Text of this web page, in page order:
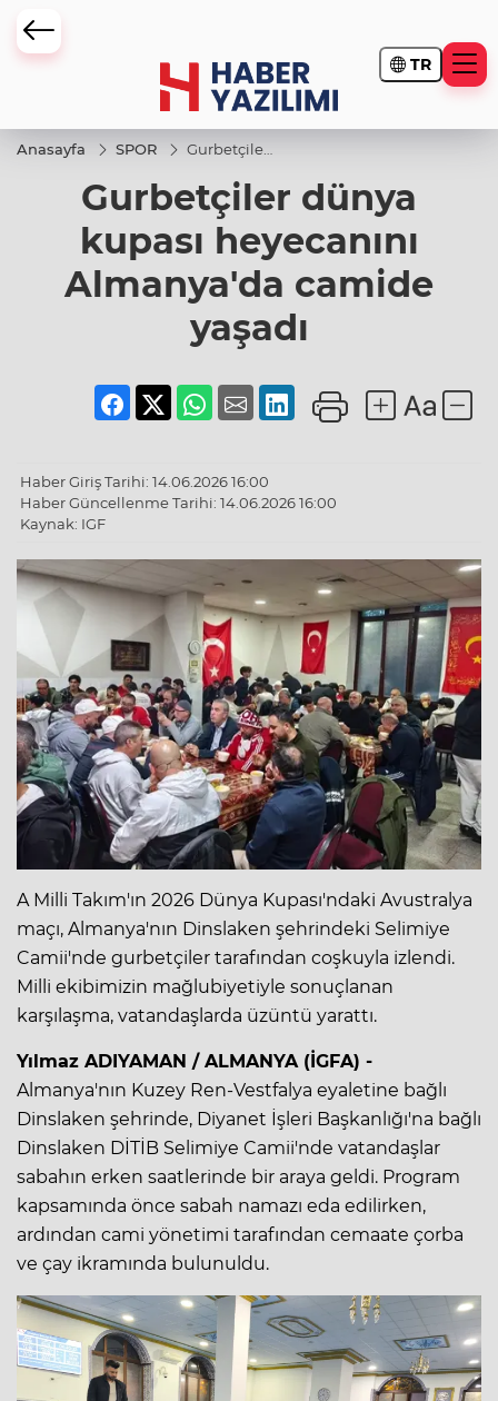
TR
Anasayfa SPOR
Gurbetçiler
kupası
heyecanını
Almanya'da
camide
yaşadı
Gurbetçiler dünya
kupası heyecanını
Almanya'da camide
yaşadı
Haber Giriş Tarihi: 14.06.2026 16:00
Haber Güncellenme Tarihi: 14.06.2026 16:00
Kaynak: IGF
A Milli Takım'ın 2026 Dünya Kupası'ndaki Avustralya
maçı, Almanya'nın Dinslaken şehrindeki Selimiye
Camii'nde gurbetçiler tarafından coşkuyla izlendi.
Milli ekibimizin mağlubiyetiyle sonuçlanan
karşılaşma, vatandaşlarda üzüntü yarattı.
Yılmaz ADIYAMAN / ALMANYA (İGFA) -
Almanya'nın Kuzey Ren-Vestfalya eyaletine bağlı
Dinslaken şehrinde, Diyanet İşleri Başkanlığı'na bağlı
Dinslaken DİTİB Selimiye Camii'nde vatandaşlar
sabahın erken saatlerinde bir araya geldi. Program
kapsamında önce sabah namazı eda edilirken,
ardından cami yönetimi tarafından cemaate çorba
ve çay ikramında bulunuldu.